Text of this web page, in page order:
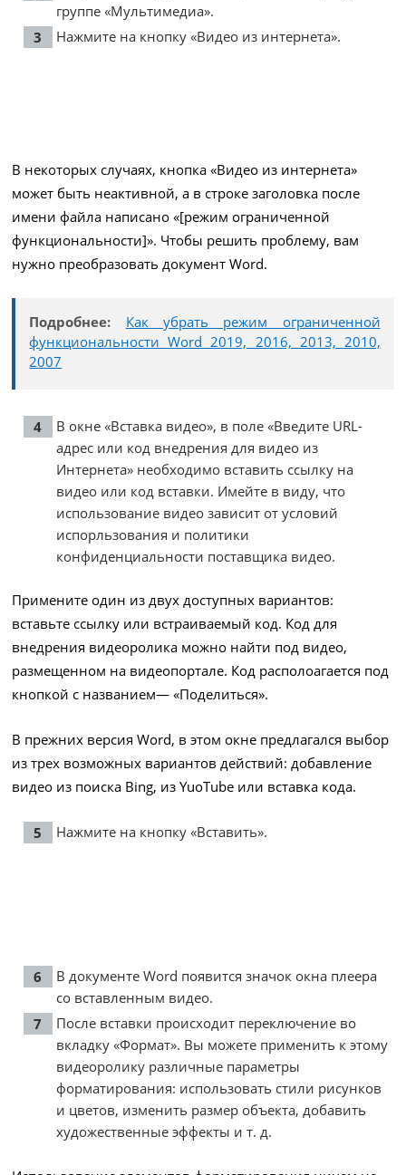
группе «Мультимедиа».
Нажмите на кнопку «Видео из интернета».
В некоторых случаях, кнопка «Видео из интернета»
может быть неактивной, а в строке заголовка после
имени файла написано «[режим ограниченной
функциональности]». Чтобы решить проблему, вам
нужно преобразовать документ Word.
Подробнее:
Как убрать режим ограниченной
функциональности Word 2019, 2016, 2013, 2010,
2007
В окне «Вставка видео», в поле «Введите URL-
адрес или код внедрения для видео из
Интернета» необходимо вставить ссылку на
видео или код вставки. Имейте в виду, что
использование видео зависит от условий
испорльзования и политики
конфиденциальности поставщика видео.
Примените один из двух доступных вариантов:
вставьте ссылку или встраиваемый код. Код для
внедрения видеоролика можно найти под видео,
размещенном на видеопортале. Код располоагается под
кнопкой с названием— «Поделиться».
В прежних версия Word, в этом окне предлагался выбор
из трех возможных вариантов действий: добавление
видео из поиска Bing, из YuoTube или вставка кода.
Нажмите на кнопку «Вставить».
В документе Word появится значок окна плеера
со вставленным видео.
После вставки происходит переключение во
вкладку «Формат». Вы можете применить к этому
видеоролику различные параметры
форматирования: использовать стили рисунков
и цветов, изменить размер объекта, добавить
художественные эффекты и т. д.